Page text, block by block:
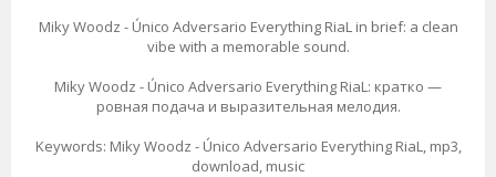
Miky Woodz - Único Adversario Everything RiaL in brief: a clean
vibe with a memorable sound.
Miky Woodz - Único Adversario Everything RiaL: кратко —
ровная подача и выразительная мелодия.
Keywords: Miky Woodz - Único Adversario Everything RiaL, mp3,
download, music